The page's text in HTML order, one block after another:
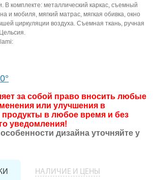
В комплекте: металлический каркас, съемный
и мобиля, мягкий матрас, мягкая обивка, окно
циркуляции воздуха. Съемная ткань, ручная
за собой право вносить любые
или улучшения в
в любое время и без
уведомления!
дизайна уточняйте у
НАЛИЧИЕ И ЦЕНЫ